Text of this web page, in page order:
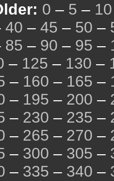
0 – 5 – 10
40 – 45 – 50 –
85 – 90 – 95 –
– 125 – 130 –
– 160 – 165 –
– 195 – 200 –
– 230 – 235 –
– 265 – 270 –
– 300 – 305 –
– 335 – 340 –